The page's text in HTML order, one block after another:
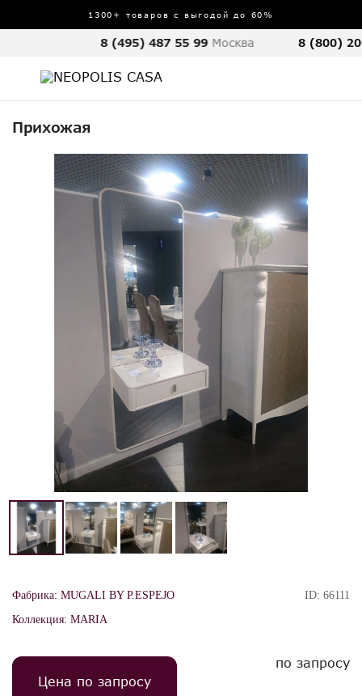
1300+ товаров с выгодой до 60%
8 (495) 487 55 99 Москва 8 (800)
Прихожая
Фабрика: MUGALI BY P.ESPEJO
Коллекция: MARIA
ID: 66111
Цена по запросу
по запросу